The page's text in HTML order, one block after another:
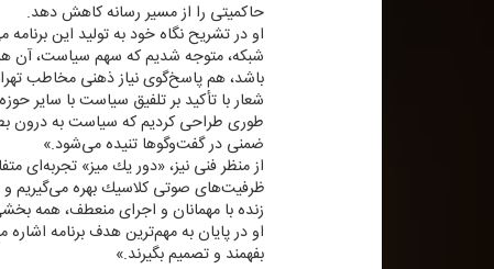
حاكمیتی را از مسیر رسانه كاهش دهد.
او در تشریح نگاه خود به تولید این
شبكه، متوجه شدیم كه سهم سیاست، آن هم
باشد، هم پاسخ‌گوی نیاز ذهنی مخاطب
شعار با تأكید بر تلفیق سیاست با سایر
طوری طراحی كردیم كه سیاست به درون
ضمنی در گفت‌وگوها تنیده می‌شود.»
از منظر فنی نیز، «دور یك میز»
ظرفیت‌های صوتی كلاسیك بهره می‌گیریم و
زنده با مهمانان و اجرای منعطف، همه
او در پایان به مهم‌ترین هدف برنامه
بفهمند و تصمیم بگیرند.»